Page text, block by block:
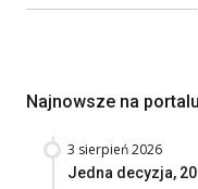
Najnowsze na portalu
3 sierpień 2026
Jedna decyzja,